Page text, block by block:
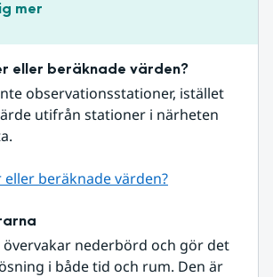
mer
eller beräknade värden?
observationsstationer, istället
utifrån stationer i närheten
beräknade värden?
övervakar nederbörd och gör det
i både tid och rum. Den är